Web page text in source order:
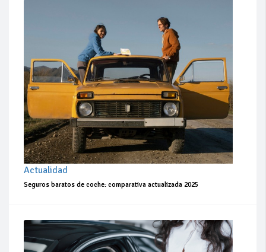
Actualidad
Seguros baratos de coche: comparativa actualizada 2025